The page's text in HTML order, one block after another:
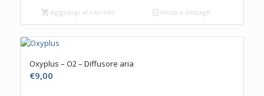
Aggiungi al carrello Mostra dettagli
Oxyplus – O2 – Diffusore aria
€9,00